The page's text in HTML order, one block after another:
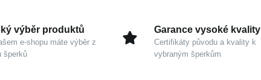
výběr produktů
e-shopu máte výběr z
šperků
Garance vysoké kvality
Certifikáty původu a kvality k
vybraným šperkům